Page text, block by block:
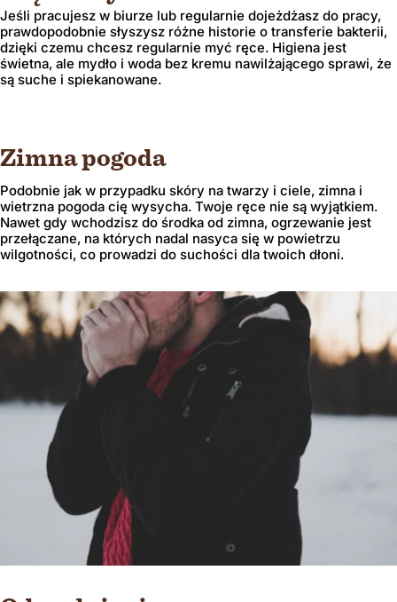
Jeśli pracujesz w biurze lub regularnie dojeżdżasz do pracy,
prawdopodobnie słyszysz różne historie o transferie bakterii,
dzięki czemu chcesz regularnie myć ręce. Higiena jest
świetna, ale mydło i woda bez kremu nawilżającego sprawi, że
są suche i spiekanowane.
Zimna pogoda
Podobnie jak w przypadku skóry na twarzy i ciele, zimna i
wietrzna pogoda cię wysycha. Twoje ręce nie są wyjątkiem.
Nawet gdy wchodzisz do środka od zimna, ogrzewanie jest
przełączane, na których nadal nasyca się w powietrzu
wilgotności, co prowadzi do suchości dla twoich dłoni.